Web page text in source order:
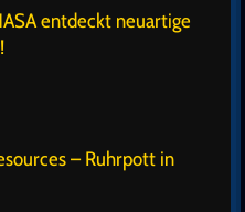
entdeckt neuartige
– Ruhrpott in